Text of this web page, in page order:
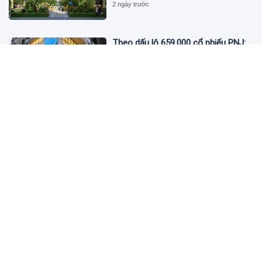
2 ngày trước
Theo dấu lô 659.000 cổ phiếu PNJ: